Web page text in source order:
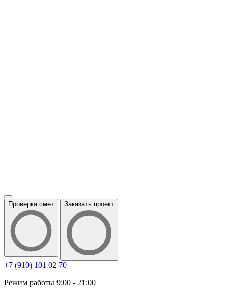
Проверка смет Заказать проект
+7 (910) 101 02 70
Режим работы 9:00 - 21:00